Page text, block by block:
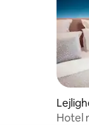
Hotel